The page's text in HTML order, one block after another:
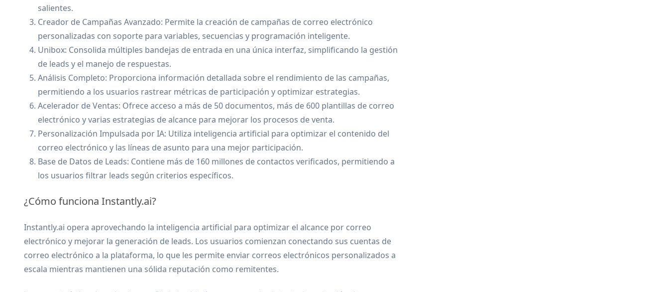
salientes.
Creador de Campañas Avanzado: Permite la creación de campañas de correo electrónico
personalizadas con soporte para variables, secuencias y programación inteligente.
Unibox: Consolida múltiples bandejas de entrada en una única interfaz, simplificando la gestión
de leads y el manejo de respuestas.
Análisis Completo: Proporciona información detallada sobre el rendimiento de las campañas,
permitiendo a los usuarios rastrear métricas de participación y optimizar estrategias.
Acelerador de Ventas: Ofrece acceso a más de 50 documentos, más de 600 plantillas de correo
electrónico y varias estrategias de alcance para mejorar los procesos de venta.
Personalización Impulsada por IA: Utiliza inteligencia artificial para optimizar el contenido del
correo electrónico y las líneas de asunto para una mejor participación.
Base de Datos de Leads: Contiene más de 160 millones de contactos verificados, permitiendo a
los usuarios filtrar leads según criterios específicos.
¿Cómo funciona Instantly.ai?
Instantly.ai opera aprovechando la inteligencia artificial para optimizar el alcance por correo
electrónico y mejorar la generación de leads. Los usuarios comienzan conectando sus cuentas de
correo electrónico a la plataforma, lo que les permite enviar correos electrónicos personalizados a
escala mientras mantienen una sólida reputación como remitentes.